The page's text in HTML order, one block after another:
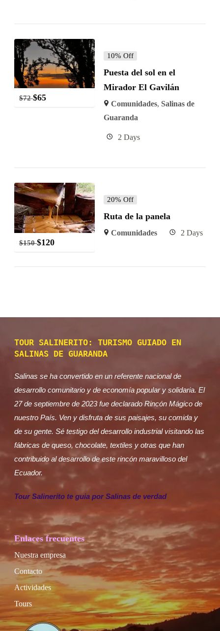
$72 $65
10% Off
Puesta del sol en el
Mirador El Gavilán
Comunidades, Salinas de
Guaranda
2 Days
$150 $120
20% Off
Ruta de la panela
Comunidades 2 Days
TOUR SALINERITO: TURISMO GUIADO EN
SALINAS DE GUARANDA
Salinas se ha convertido en un referente nacional de
desarrollo comunitario y de economía popular y solidaria. El
27 de septiembre de 2023 fue declarado Rincón Mágico de
nuestro País. Ven y disfruta de sus paisajes, su comida y
de su gente. Sé testigo del desarrollo industrial visitando las
fábricas de queso, chocolate, textiles y otras que han
contribuido al desarrollo de este rincón maravilloso del
Ecuador.
Tour Salinerito te guia por Salinas de verdad
Enlaces frecuentes
Nuestra empresa
Contacto
Actividades
Tours